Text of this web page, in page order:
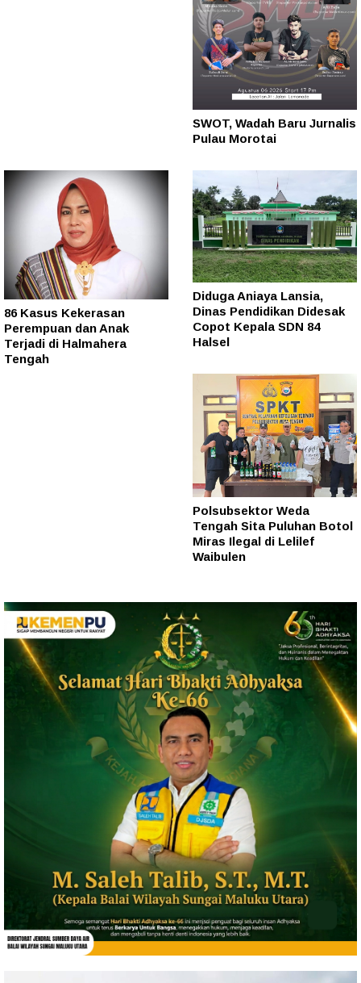
SWOT, Wadah Baru Jurnalis
Pulau Morotai
86 Kasus Kekerasan
Perempuan dan Anak
Terjadi di Halmahera
Tengah
Diduga Aniaya Lansia,
Dinas Pendidikan Didesak
Copot Kepala SDN 84
Halsel
Polsubsektor Weda
Tengah Sita Puluhan Botol
Miras Ilegal di Lelilef
Waibulen